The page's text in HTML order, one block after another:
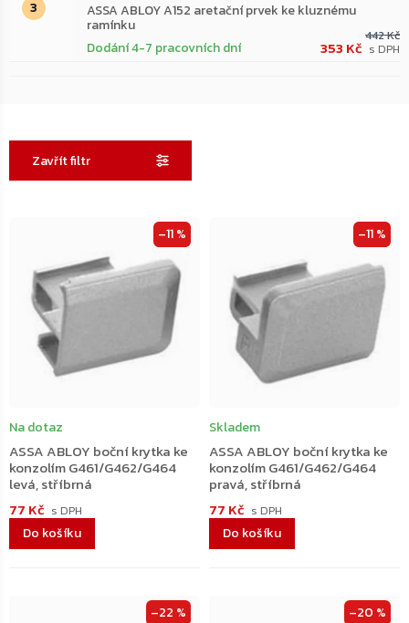
ASSA ABLOY A152 aretační prvek ke kluznému
ramínku
Dodání 4-7 pracovních dní
442 Kč
353 Kč
Zavřít filtr
produktů
–11 %
ASSA ABLOY boční krytka ke
konzolím G461/G462/G464
levá, stříbrná
Na dotaz
77 Kč
Do košíku
–11 %
ASSA ABLOY boční krytka ke
konzolím G461/G462/G464
pravá, stříbrná
Skladem
77 Kč
Do košíku
–22 % –20 %